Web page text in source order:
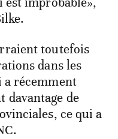
toutefois
dans les
a récemment
davantage de
ce qui a